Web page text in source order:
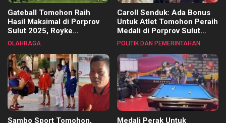
Gateball Tomohon Raih
Hasil Maksimal di Porprov
Sulut 2025, Royke
Tangkawarouw Ucapkan
OLAHRAGA
Caroll Senduk: Ada Bonus
Untuk Atlet Tomohon Peraih
Medali di Porprov Sulut
2025
POLITIK DAN PEMERINTAHAN
Sambo Sport Tomohon,
Medali Perak Untuk